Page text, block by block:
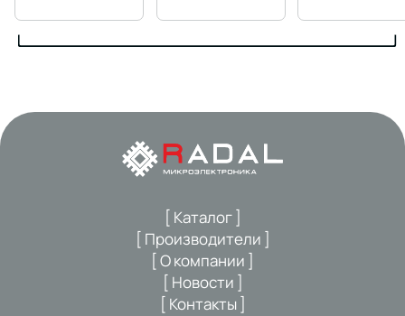
[ Каталог ]
[ Производители ]
[ О компании ]
[ Новости ]
[ Контакты ]